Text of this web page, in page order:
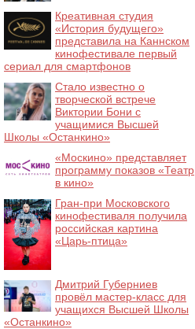
Креативная студия
«История будущего»
представила на Каннском
кинофестивале первый
сериал для смартфонов
Стало известно о
творческой встрече
Виктории Бони с
учащимися Высшей
Школы «Останкино»
«Москино» представляет
программу показов «Театр
в кино»
Гран-при Московского
кинофестиваля получила
российская картина
«Царь-птица»
Дмитрий Губерниев
провёл мастер-класс для
учащихся Высшей Школы
«Останкино»